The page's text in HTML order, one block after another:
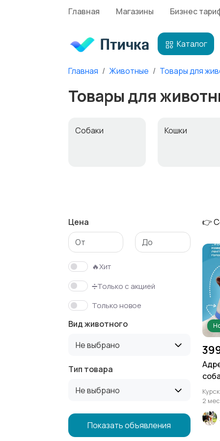
Главная Магазины Бизнес
Каталог
Главная Животные Товары для
Товары для
Собаки Кошки
Цена
🔥Хит
➗Только с акцией
Только новое
Вид животного
Не выбрано
Тип товара
Не выбрано
Показать объявления
👉
Курск
2